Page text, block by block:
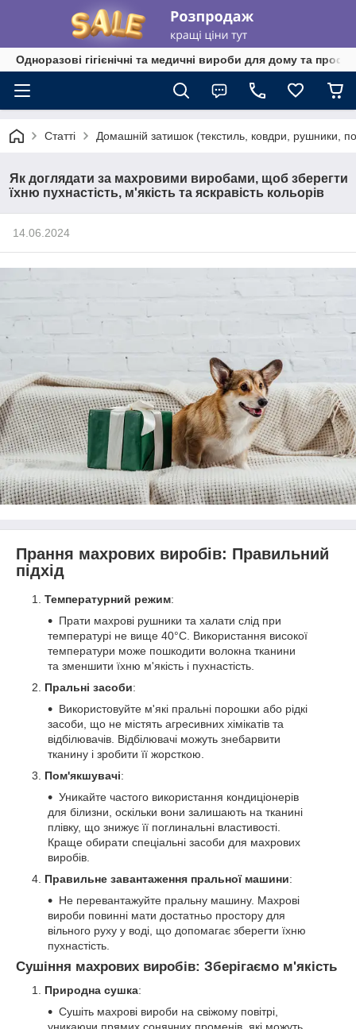
Одноразові гігієнічні та медичні вироби для дому та
Статті Домашній затишок (текстиль, ковдри, рушники,
Як доглядати за махровими виробами, щоб зберегти
їхню пухнастість, м'якість та яскравість кольорів
14.06.2024
Прання махрових виробів: Правильний
підхід
Температурний режим:
Прати махрові рушники та халати слід при
температурі не вище 40°C. Використання високої
температури може пошкодити волокна тканини
та зменшити їхню м'якість і пухнастість.
Пральні засоби:
Використовуйте м'які пральні порошки або рідкі
засоби, що не містять агресивних хімікатів та
відбілювачів. Відбілювачі можуть знебарвити
тканину і зробити її жорсткою.
Пом'якшувачі:
Уникайте частого використання кондиціонерів
для білизни, оскільки вони залишають на тканині
плівку, що знижує її поглинальні властивості.
Краще обирати спеціальні засоби для махрових
виробів.
Правильне завантаження пральної машини:
Не перевантажуйте пральну машину. Махрові
вироби повинні мати достатньо простору для
вільного руху у воді, що допомагає зберегти їхню
пухнастість.
Сушіння махрових виробів: Зберігаємо м'якість
Природна сушка:
Сушіть махрові вироби на свіжому повітрі,